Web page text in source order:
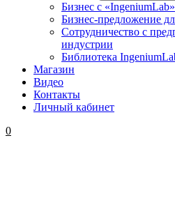
Бизнес с «IngeniumLab»
Бизнес-предложение
Сотрудничество с
индустрии
Библиотека
Магазин
Видео
Контакты
Личный кабинет
0